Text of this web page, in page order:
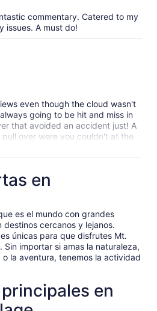
commentary. Catered to my
issues. A must do!
even though the cloud wasn't
going to be hit and miss in
that avoided an accident just! A
over were you couldn't at the
vehicles behind and almost
Shale? (Cheeky Kea) handled it
this. en
es el mundo con grandes
cercanos y lejanos.
únicas para que disfrutes Mt.
Sin importar si amas la naturaleza,
la aventura, tenemos la actividad
en